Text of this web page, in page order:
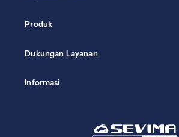
Produk
Dukungan Layanan
Informasi